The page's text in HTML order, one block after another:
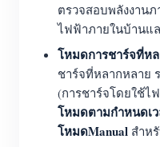
ตรวจสอบพลังงาน
ไฟฟ้าภายในบ้านแ
โหมดการชาร์จที่ห
ชาร์จที่หลากหลาย
(การชาร์จโดยใช้ไ
โหมดตามกำหนดเ
โหมดManual สำห